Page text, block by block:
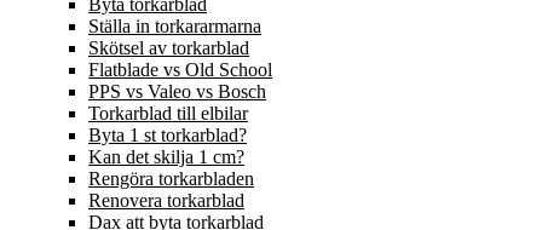
Byta torkarblad
Ställa in torkararmarna
Skötsel av torkarblad
Flatblade vs Old School
PPS vs Valeo vs Bosch
Torkarblad till elbilar
Byta 1 st torkarblad?
Kan det skilja 1 cm?
Rengöra torkarbladen
Renovera torkarblad
Dax att byta torkarblad